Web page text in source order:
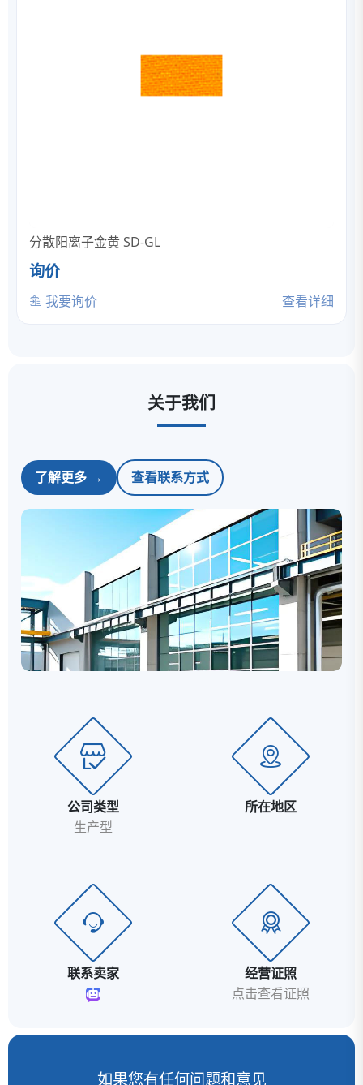
分散阳离子金黄 SD-GL
询价
我要询价 查看详细
关于我们
了解更多 → 查看联系方式
公司类型
生产型
所在地区
联系卖家
经营证照
点击查看证照
如果您有任何问题和意见